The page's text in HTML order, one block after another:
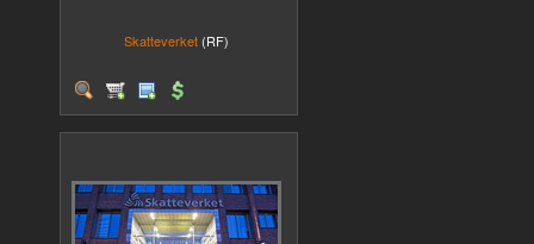
Skatteverket (RF)